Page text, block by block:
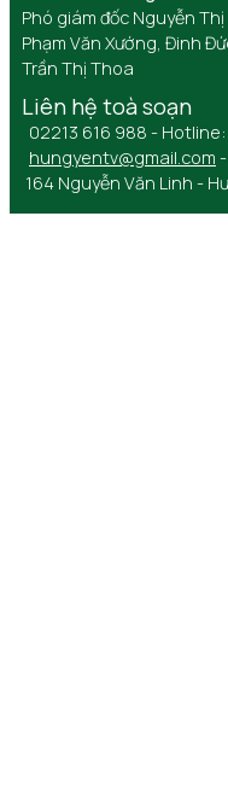
Phó giám đốc Nguyễn
Phạm Văn Xướng, Đinh
Trần Thị Thoa
Liên hệ toà soạn
02213 616 988 -
hungyentv@gmail.com -
164 Nguyễn Văn Linh -